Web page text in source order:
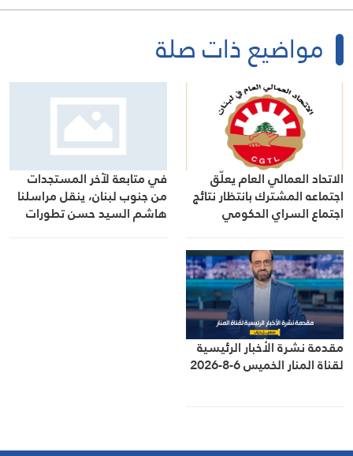
مواضيع ذات صلة
الاتحاد العمالي العام يعلّق
اجتماعه المشترك بانتظار نتائج
اجتماع السراي الحكومي
في متابعة لآخر المستجدات
من جنوب لبنان، ينقل مراسلنا
هاشم السيد حسن تطورات
مقدمة نشرة الأخبار الرئيسية
لقناة المنار الخميس 6-8-2026